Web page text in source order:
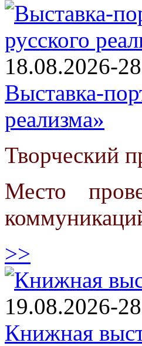
18.08.2026-
Выставка-
реализма»
Творческий
Место
>>
19.08.2026-
Книжная